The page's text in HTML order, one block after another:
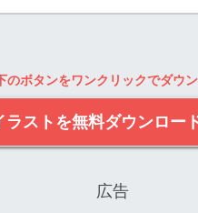
のボタンをワンクリックでダウン
ラストを無料ダウンロー
広告